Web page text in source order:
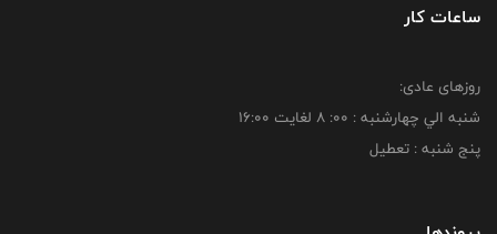
ساعات کار
روزهای عادی:
شنبه الي چهارشنبه : 00: 8 لغايت 16:00
پنج شنبه : تعطیل